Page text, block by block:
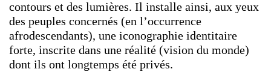
contours et des lumières. Il installe ainsi, aux yeux
des peuples concernés (en l’occurrence
afrodescendants), une iconographie identitaire
forte, inscrite dans une réalité (vision du monde)
dont ils ont longtemps été privés.